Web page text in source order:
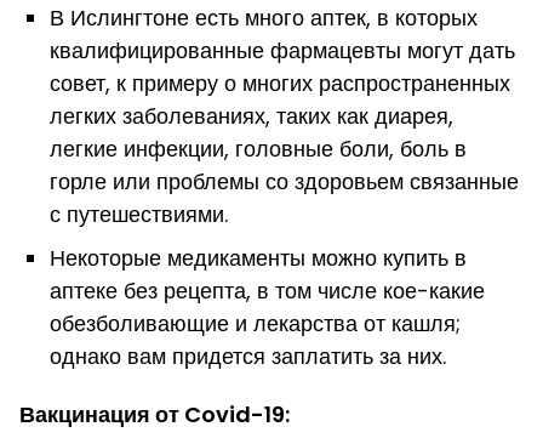
В Ислингтоне есть много аптек, в которых
квалифицированные фармацевты могут дать
совет, к примеру о многих распространенных
легких заболеваниях, таких как диарея,
легкие инфекции, головные боли, боль в
горле или проблемы со здоровьем связанные
с путешествиями.
Некоторые медикаменты можно купить в
аптеке без рецепта, в том числе кое-какие
обезболивающие и лекарства от кашля;
однако вам придется заплатить за них.
Вакцинация от Covid-19: